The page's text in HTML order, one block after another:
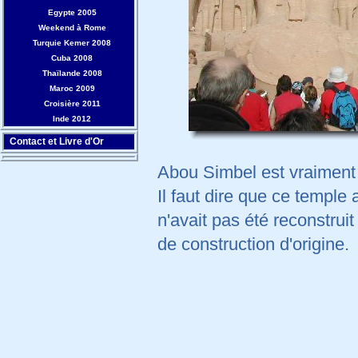
Abou Simbel est
Il faut dire que ce temple
n'avait pas été
de construction d'origine.
Egypte 2005
Weekend à Rome
Turquie Kemer 2008
Cuba 2008
Thaïlande 2008
Maroc 2009
Croisière 2011
Inde 2012
Contact et Livre d'Or